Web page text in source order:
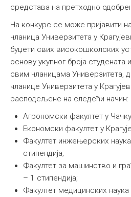
средстава на претходно
На конкурс се може пријавити
чланица Универзитета у
буџети свих високошколских
основу укупног броја студената
свим чланицама Универзитета,
чланице Универзитета у
расподељене на следећи начин:
Агрономски факултет у
Економски факултет у
Факултет инжењерских наука
стипендија;
Факултет за машинство и
– 1 стипендија;
Факултет медицинских наука